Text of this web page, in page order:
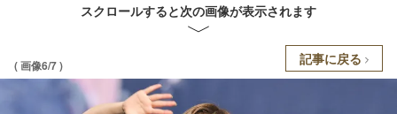
スクロールすると次の画像が表示されます
( 画像6/7 ) 記事に戻る